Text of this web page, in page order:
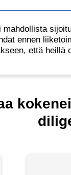
ennen
että